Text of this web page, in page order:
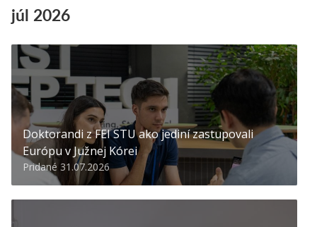
júl 2026
Doktorandi z FEI STU ako jediní zastupovali
Európu v Južnej Kórei
Pridané 31.07.2026